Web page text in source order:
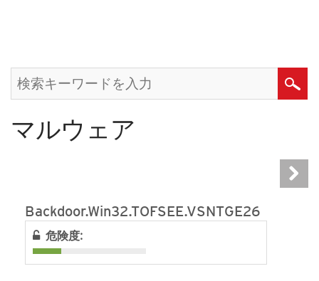
マルウェア
Backdoor.Win32.TOFSEE.VSNTGE26
危険度: